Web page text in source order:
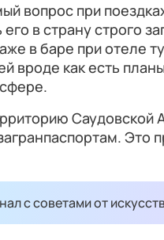
вопрос при
его в страну строго
в баре при отеле
вроде как есть
Саудовской
Это
с советами от